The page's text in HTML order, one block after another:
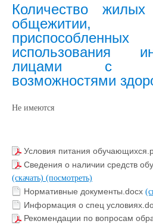
Количество
общежитии,
использования
лицами с
возможностями
Не имеются
Условия питания
Сведения о наличии средств
(скачать) (посмотреть)
Нормативные документы.docx
Информация о спец
Рекомендации по вопросам